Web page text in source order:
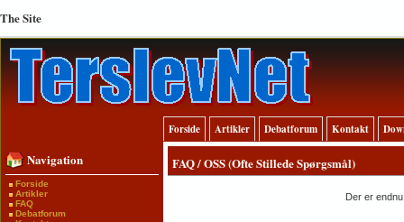
The Site
Forside Artikler Debatforum Kontakt
Navigation
Forside
Artikler
FAQ
Debatforum
FAQ / OSS (Ofte Stillede Spørgsmål)
Der er